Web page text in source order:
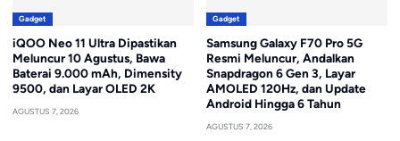
Gadget
iQOO Neo 11 Ultra Dipastikan
Meluncur 10 Agustus, Bawa
Baterai 9.000 mAh, Dimensity
9500, dan Layar OLED 2K
AGUSTUS 7, 2026
Gadget
Samsung Galaxy F70 Pro 5G
Resmi Meluncur, Andalkan
Snapdragon 6 Gen 3, Layar
AMOLED 120Hz, dan Update
Android Hingga 6 Tahun
AGUSTUS 7, 2026